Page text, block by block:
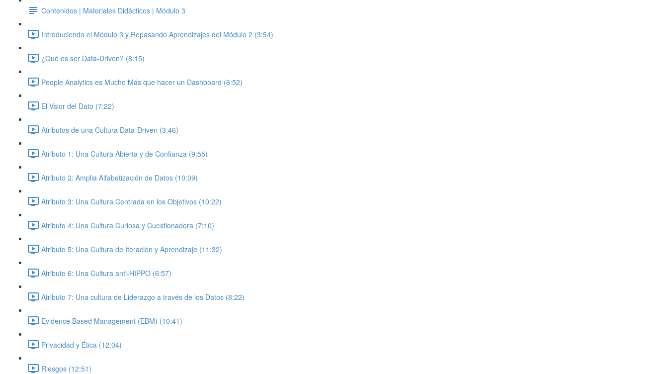
Contenidos | Materiales Didácticos | Módulo 3
Introduciendo el Módulo 3 y Repasando Aprendizajes del Módulo 2 (3:54)
¿Qué es ser Data-Driven? (8:15)
People Analytics es Mucho Más que hacer un Dashboard (6:52)
El Valor del Dato (7:22)
Atributos de una Cultura Data-Driven (3:46)
Atributo 1: Una Cultura Abierta y de Confianza (9:55)
Atributo 2: Amplia Alfabetización de Datos (10:09)
Atributo 3: Una Cultura Centrada en los Objetivos (10:22)
Atributo 4: Una Cultura Curiosa y Cuestionadora (7:10)
Atributo 5: Una Cultura de Iteración y Aprendizaje (11:32)
Atributo 6: Una Cultura anti-HIPPO (6:57)
Atributo 7: Una cultura de Liderazgo a través de los Datos (8:22)
Evidence Based Management (EBM) (10:41)
Privacidad y Ética (12:04)
Riesgos (12:51)